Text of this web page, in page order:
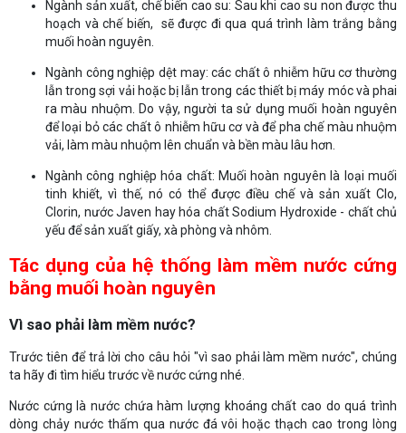
Ngành sản xuất, chế biến cao su: Sau khi cao su non được thu
hoạch và chế biến, sẽ được đi qua quá trình làm trắng bằng
muối hoàn nguyên.
Ngành công nghiệp dệt may: các chất ô nhiễm hữu cơ thường
lẫn trong sợi vải hoặc bị lẫn trong các thiết bị máy móc và phai
ra màu nhuộm. Do vậy, người ta sử dụng muối hoàn nguyên
để loại bỏ các chất ô nhiễm hữu cơ và để pha chế màu nhuộm
vải, làm màu nhuộm lên chuẩn và bền màu lâu hơn.
Ngành công nghiệp hóa chất: Muối hoàn nguyên là loại muối
tinh khiết, vì thế, nó có thể được điều chế và sản xuất Clo,
Clorin, nước Javen hay hóa chất Sodium Hydroxide - chất chủ
yếu để sản xuất giấy, xà phòng và nhôm.
Tác dụng của hệ thống làm mềm nước cứng
bằng muối hoàn nguyên
Vì sao phải làm mềm nước?
Trước tiên để trả lời cho câu hỏi "vì sao phải làm mềm nước", chúng
ta hãy đi tìm hiểu trước về nước cứng nhé.
Nước cứng là nước chứa hàm lượng khoáng chất cao do quá trình
dòng chảy nước thấm qua nước đá vôi hoặc thạch cao trong lòng